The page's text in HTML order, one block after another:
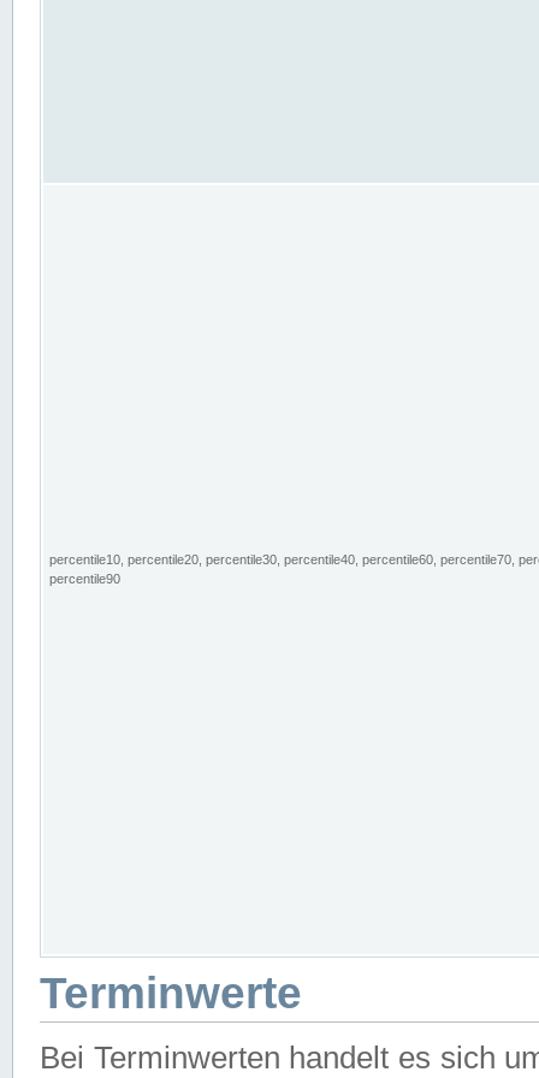
percentile10, percentile20, percentile30, percentile40, percentile60, percentile70,
percentile90
Terminwerte
Bei Terminwerten handelt es sich